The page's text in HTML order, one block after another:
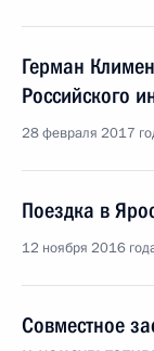
Герман
Российского
28 февраля 2017
Поездка в
12 ноября 2016
Совместное